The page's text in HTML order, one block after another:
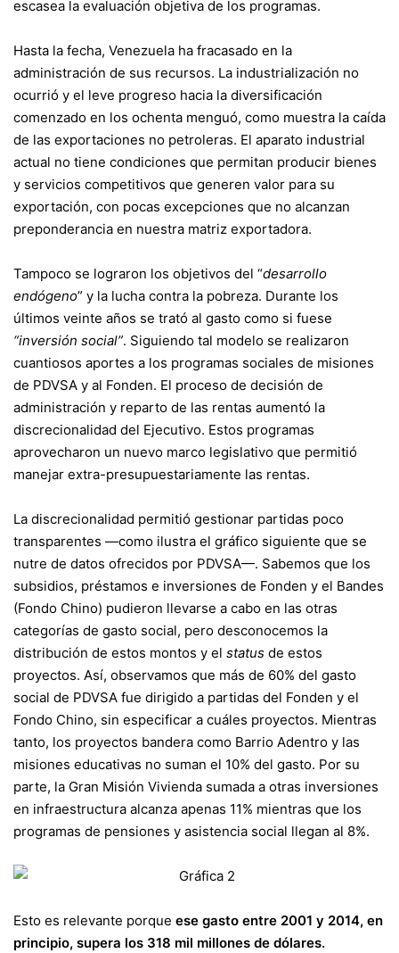
escasea la evaluación objetiva de los programas.
Hasta la fecha, Venezuela ha fracasado en la
administración de sus recursos. La industrialización no
ocurrió y el leve progreso hacia la diversificación
comenzado en los ochenta menguó, como muestra la caída
de las exportaciones no petroleras. El aparato industrial
actual no tiene condiciones que permitan producir bienes
y servicios competitivos que generen valor para su
exportación, con pocas excepciones que no alcanzan
preponderancia en nuestra matriz exportadora.
Tampoco se lograron los objetivos del “desarrollo
endógeno” y la lucha contra la pobreza. Durante los
últimos veinte años se trató al gasto como si fuese
“inversión social”. Siguiendo tal modelo se realizaron
cuantiosos aportes a los programas sociales de misiones
de PDVSA y al Fonden. El proceso de decisión de
administración y reparto de las rentas aumentó la
discrecionalidad del Ejecutivo. Estos programas
aprovecharon un nuevo marco legislativo que permitió
manejar extra-presupuestariamente las rentas.
La discrecionalidad permitió gestionar partidas poco
transparentes —como ilustra el gráfico siguiente que se
nutre de datos ofrecidos por PDVSA—. Sabemos que los
subsidios, préstamos e inversiones de Fonden y el Bandes
(Fondo Chino) pudieron llevarse a cabo en las otras
categorías de gasto social, pero desconocemos la
distribución de estos montos y el status de estos
proyectos. Así, observamos que más de 60% del gasto
social de PDVSA fue dirigido a partidas del Fonden y el
Fondo Chino, sin especificar a cuáles proyectos. Mientras
tanto, los proyectos bandera como Barrio Adentro y las
misiones educativas no suman el 10% del gasto. Por su
parte, la Gran Misión Vivienda sumada a otras inversiones
en infraestructura alcanza apenas 11% mientras que los
programas de pensiones y asistencia social llegan al 8%.
Esto es relevante porque ese gasto entre 2001 y 2014, en
principio, supera los 318 mil millones de dólares.